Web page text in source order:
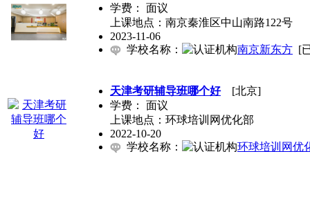
学费： 面议
上课地点：南京秦淮区中山南路122号
2023-11-06
学校名称：
南京新东方 [
天津考研辅导班哪个好[北京]
学费： 面议
上课地点：环球培训网优化部
2022-10-20
学校名称：
环球培训网优